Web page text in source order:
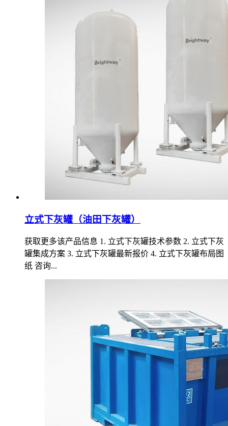
立式下灰罐（油田下灰罐）
获取更多该产品信息 1. 立式下灰罐技术参数 2. 立式下灰
罐集成方案 3. 立式下灰罐最新报价 4. 立式下灰罐布局图
纸 咨询...